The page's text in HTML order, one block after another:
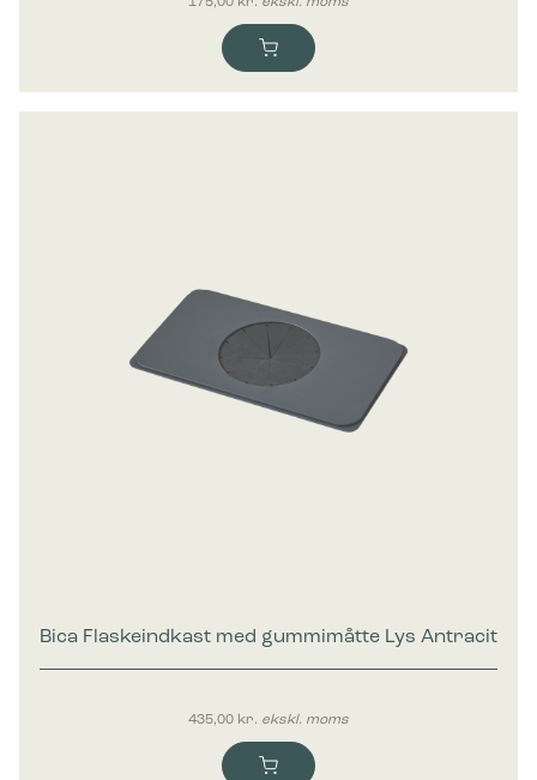
175,00 ekskl. moms
Bica Flaskeindkast med gummimåtte Lys Antracit
435,00 ekskl. moms